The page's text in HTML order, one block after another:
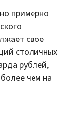
примерно
свое
столичных
рублей,
чем на